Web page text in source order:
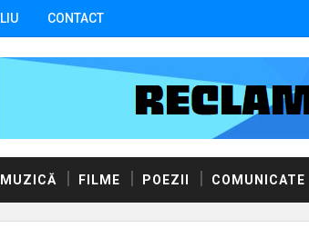
CONTACT
MUZICĂ FILME POEZII COMUNICATE